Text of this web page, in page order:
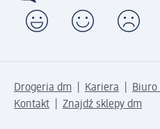
Drogeria dm Kariera
Biuro
Kontakt
Znajdź sklepy dm